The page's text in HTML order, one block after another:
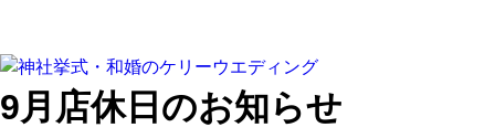
9月店休日のお知らせ